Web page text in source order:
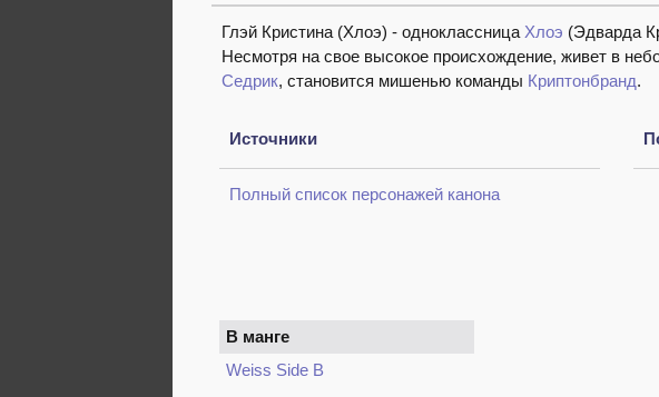
Глэй Кристина (Хлоэ) - одноклассница Хлоэ (Эдварда
Несмотря на свое высокое происхождение, живет в
Седрик, становится мишенью команды Криптонбранд.
Источники
Полный список персонажей канона
В манге
Weiss Side B